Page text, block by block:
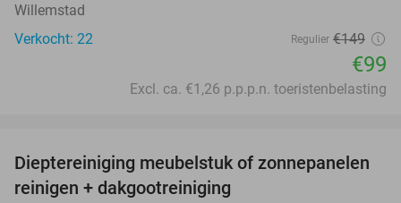
Willemstad
Verkocht: 22
Regulier €149
€99
Excl. ca. €1,26 p.p.p.n. toeristenbelasting
35%
Dieptereiniging meubelstuk of zonnepanelen
reinigen + dakgootreiniging